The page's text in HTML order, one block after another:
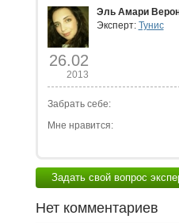
26.02
2013
Эль Амари
Эксперт: Тунис
Забрать себе:
Мне нравится:
Задать свой вопрос
Нет комментариев